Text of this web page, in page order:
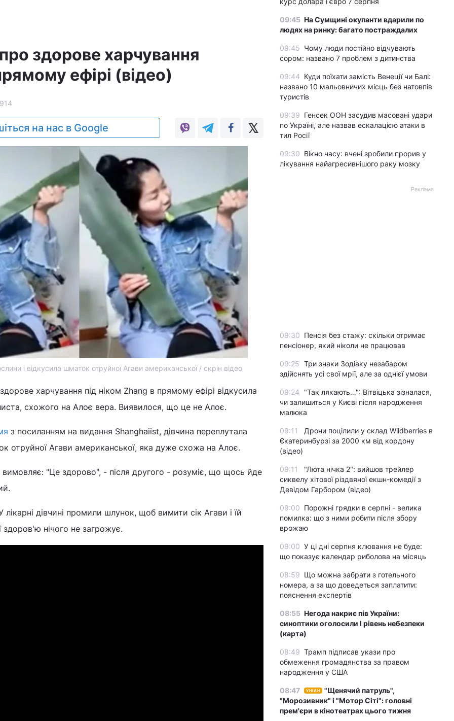
здорове харчування
ефірі (відео)
на нас в Google
і відкусила шматок отруйної Агави американської / скрін відео
харчування під ніком Zhang в прямому ефірі відкусила
схожого на Алоє вера. Виявилося, що це не Алоє.
з посиланням на видання Shanghaiist, дівчина переплутала
отруйної Агави американської, яка дуже схожа на Алоє.
вимовляє: "Це здорово", - після другого - розуміє, що щось йде
лікарні дівчині промили шлунок, щоб вимити сік Агави і їй
здоров'ю нічого не загрожує.
09:45 На Сумщині окупанти вдарили по
людях на ринку: багато постраждалих
09:45 Чому люди постійно відчувають
сором: названо 7 проблем з дитинства
09:44 Куди поїхати замість Венеції чи Балі:
названо 10 мальовничих місць без натовпів
туристів
09:39 Генсек ООН засудив масовані удари
по Україні, але назвав ескалацією атаки в
тил Росії
09:30 Вікно часу: вчені зробили прорив у
лікування найагресивнішого раку мозку
Реклама
09:30 Пенсія без стажу: скільки отримає
пенсіонер, який ніколи не працював
09:25 Три знаки Зодіаку незабаром
здійснять усі свої мрії, але за однієї умови
09:24
"Так лякають…": Вітвіцька зізналася,
чи залишиться у Києві після народження
малюка
09:11
Дрони поцілили у склад Wildberries в
Єкатеринбурзі за 2000 км від кордону
(відео)
09:11
"Люта нічка 2": вийшов трейлер
сиквелу хітової різдвяної екшн-комедії з
Девідом Гарбором (відео)
09:00 Порожні грядки в серпні - велика
помилка: що з ними робити після збору
врожаю
09:00 У ці дні серпня клювання не буде:
що показує календар риболова на місяць
08:59 Що можна забрати з готельного
номера, а за що доведеться заплатити:
пояснення експертів
08:55 Негода накриє пів України:
синоптики оголосили І рівень небезпеки
(карта)
08:49 Трамп підписав укази про
обмеження громадянства за правом
народження у США
08:47 УНІАН
"Щенячий патруль",
"Морозивник" і "Мотор Сіті": головні
прем'єри в кінотеатрах цього тижня